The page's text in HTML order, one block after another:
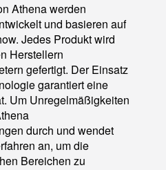
Athena werden
und basieren auf
Jedes Produkt wird
Herstellern
gefertigt. Der Einsatz
garantiert eine
Um Unregelmäßigkeiten
durch und wendet
an, um die
Bereichen zu